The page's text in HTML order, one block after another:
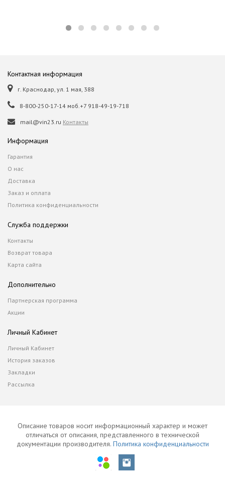
Контактная информация
г. Краснодар, ул. 1 мая, 388
8-800-250-17-14 моб.+7 918-49-19-718
mail@vin23.ru Контакты
Информация
Гарантия
О нас
Доставка
Заказ и оплата
Политика конфиденциальности
Служба поддержки
Контакты
Возврат товара
Карта сайта
Дополнительно
Партнерская программа
Акции
Личный Кабинет
Личный Кабинет
История заказов
Закладки
Рассылка
Описание товаров носит информационный характер и может
отличаться от описания, представленного в технической
документации производителя. Политика конфиденциальности